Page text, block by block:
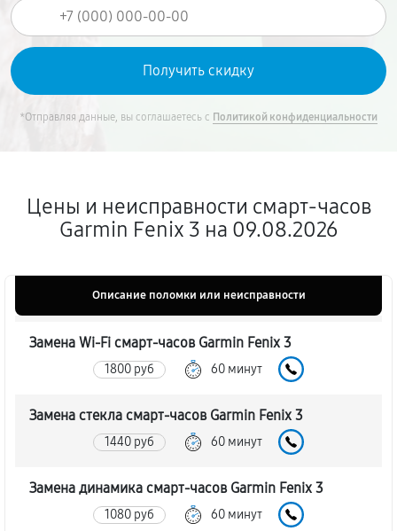
*Отправляя данные, вы соглашаетесь с Политикой конфиденциальности
Цены и неисправности смарт-часов
Garmin Fenix 3 на 09.08.2026
Описание поломки или неисправности
Замена Wi-Fi смарт-часов Garmin Fenix 3
1800 руб 60 минут
Замена стекла смарт-часов Garmin Fenix 3
1440 руб 60 минут
Замена динамика смарт-часов Garmin Fenix 3
1080 руб 60 минут